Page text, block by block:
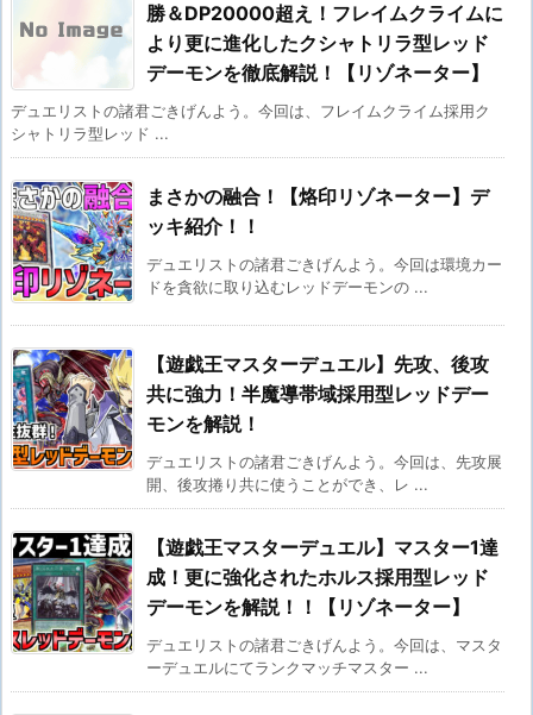
勝＆DP20000超え！フレイムクライムに
より更に進化したクシャトリラ型レッド
デーモンを徹底解説！【リゾネーター】
デュエリストの諸君ごきげんよう。今回は、フレイムクライム採用ク
シャトリラ型レッド ...
まさかの融合！【烙印リゾネーター】デ
ッキ紹介！！
デュエリストの諸君ごきげんよう。今回は環境カー
ドを貪欲に取り込むレッドデーモンの ...
【遊戯王マスターデュエル】先攻、後攻
共に強力！半魔導帯域採用型レッドデー
モンを解説！
デュエリストの諸君ごきげんよう。今回は、先攻展
開、後攻捲り共に使うことができ、レ ...
【遊戯王マスターデュエル】マスター1達
成！更に強化されたホルス採用型レッド
デーモンを解説！！【リゾネーター】
デュエリストの諸君ごきげんよう。今回は、マスタ
ーデュエルにてランクマッチマスター ...